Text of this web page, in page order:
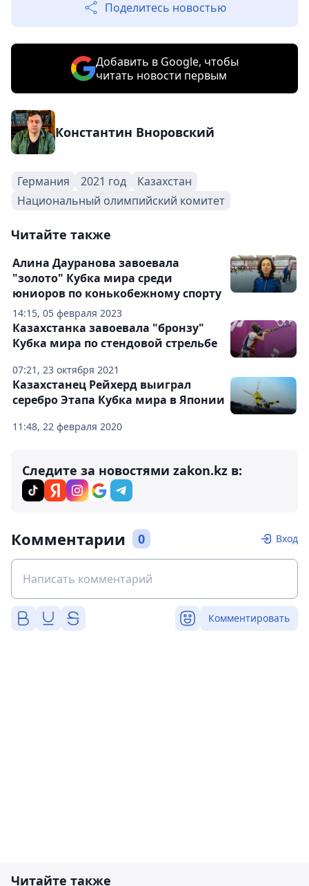
Поделитесь новостью
Добавить в Google, чтобы
читать новости первым
Константин Вноровский
Германия 2021 год
Казахстан
Национальный олимпийский комитет
Читайте также
14:15, 05 февраля 2023
Алина Дауранова завоевала
"золото" Кубка мира среди
юниоров по конькобежному спорту
07:21, 23 октября 2021
Казахстанка завоевала "бронзу"
Кубка мира по стендовой стрельбе
11:48, 22 февраля 2020
Казахстанец Рейхерд выиграл
серебро Этапа Кубка мира в Японии
Следите за новостями zakon.kz в:
Комментарии 0 Вход
Комментировать
Читайте также